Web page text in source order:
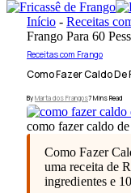
Início - Receitas
Frango Para 60
Receitas com Frango
Como Fazer Caldo De
ByMarta dos Frangos7 Mins Read
como fazer caldo
Como Fazer
uma receita de
ingredientes e